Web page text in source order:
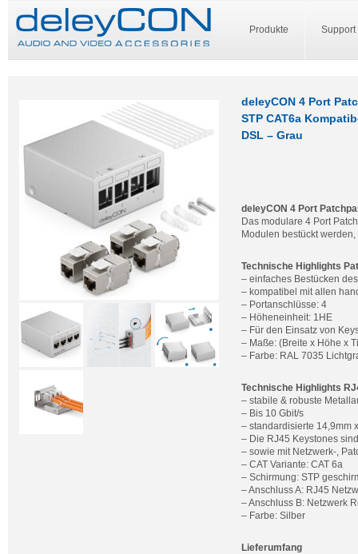
Produkte Support
deleyCON 4 Port
STP CAT6a
DSL – Grau
deleyCON 4 Port
Das modulare 4 Port
Modulen bestückt
Technische Highlights
– einfaches Bestücken
– kompatibel mit allen
– Portanschlüsse: 4
– Höheneinheit: 1HE
– Für den Einsatz von
– Maße: (Breite x Höhe x
– Farbe: RAL 7035
Technische Highlights
– stabile & robuste
– Bis 10 Gbit/s
– standardisierte 14,9mm
– Die RJ45 Keystones
– sowie mit Netzwerk-,
– CAT Variante: CAT 6a
– Schirmung: STP
– Anschluss A: RJ45
– Anschluss B: Netzwerk
– Farbe: Silber
Lieferumfang